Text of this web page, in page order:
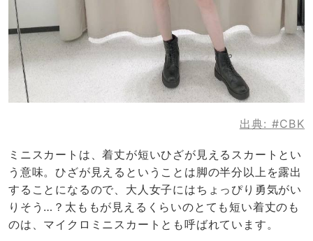
出典: #CBK
ミニスカートは、着丈が短いひざが見えるスカートとい
う意味。ひざが見えるということは脚の半分以上を露出
することになるので、大人女子にはちょっぴり勇気がい
りそう…？太ももが見えるくらいのとても短い着丈のも
のは、マイクロミニスカートとも呼ばれています。